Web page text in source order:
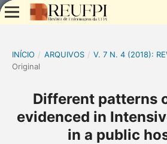
INÍCIO / ARQUIVOS / V. 7 N. 4 (2018):
Original
Different patterns
evidenced in
in a public